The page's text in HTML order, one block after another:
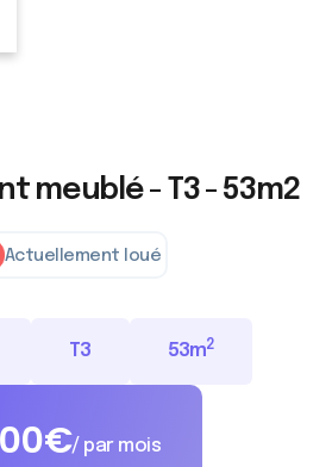
meublé - T3 - 53m2
Actuellement loué
T3 53m2
€/ par mois